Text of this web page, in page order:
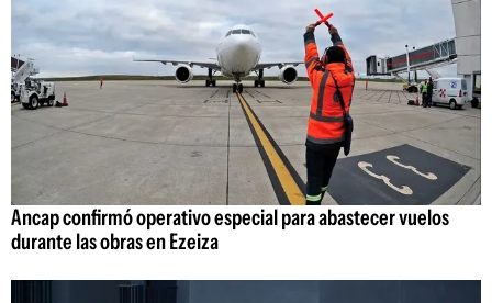
Ancap confirmó operativo especial para abastecer vuelos
durante las obras en Ezeiza